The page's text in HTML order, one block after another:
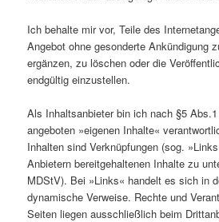
Ich behalte mir vor, Teile des
Angebot ohne gesonderte Ankündigung
ergänzen, zu löschen oder die
endgültig einzustellen.
Als Inhaltsanbieter bin ich nach §5
angeboten »eigenen Inhalte«
Inhalten sind Verknüpfungen (sog.
Anbietern bereitgehaltenen Inhalte zu
MDStV). Bei »Links« handelt es sich in
dynamische Verweise. Rechte und
Seiten liegen ausschließlich beim